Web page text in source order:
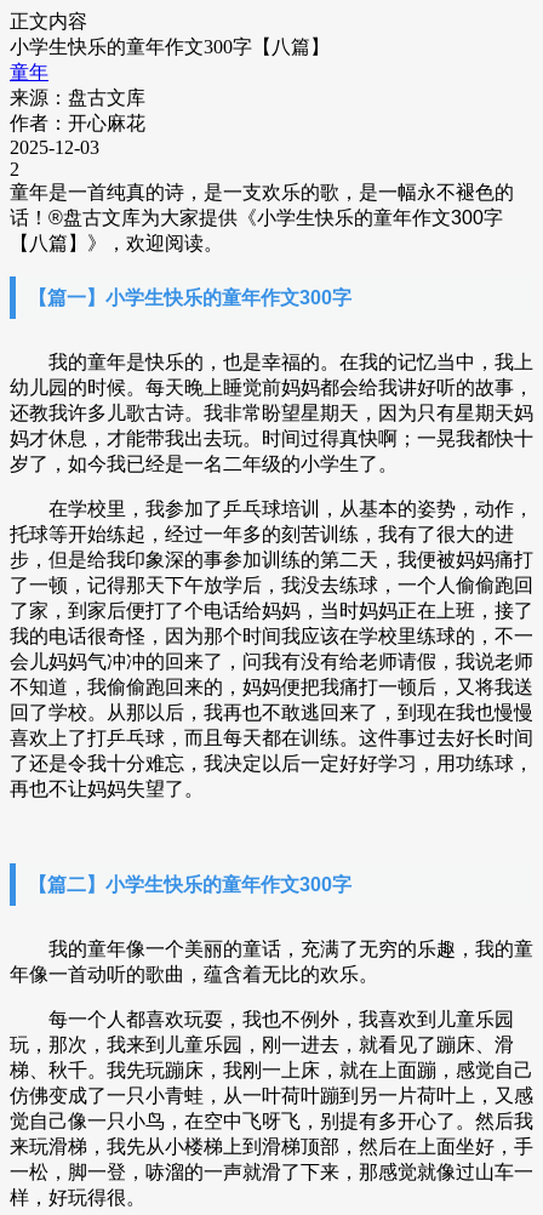
正文内容
小学生快乐的童年作文300字【八篇】
童年
来源：盘古文库
作者：开心麻花
2025-12-03
2
童年是一首纯真的诗，是一支欢乐的歌，是一幅永不褪色的
话！ ®盘古文库为大家提供《小学生快乐的童年作文300字
【八篇】》，欢迎阅读。
【篇一】小学生快乐的童年作文300字
我的童年是快乐的，也是幸福的。在我的记忆当中，我上
幼儿园的时候。每天晚上睡觉前妈妈都会给我讲好听的故事，
还教我许多儿歌古诗。我非常盼望星期天，因为只有星期天妈
妈才休息，才能带我出去玩。时间过得真快啊；一晃我都快十
岁了，如今我已经是一名二年级的小学生了。
在学校里，我参加了乒乓球培训，从基本的姿势，动作，
托球等开始练起，经过一年多的刻苦训练，我有了很大的进
步，但是给我印象深的事参加训练的第二天，我便被妈妈痛打
了一顿，记得那天下午放学后，我没去练球，一个人偷偷跑回
了家，到家后便打了个电话给妈妈，当时妈妈正在上班，接了
我的电话很奇怪，因为那个时间我应该在学校里练球的，不一
会儿妈妈气冲冲的回来了，问我有没有给老师请假，我说老师
不知道，我偷偷跑回来的，妈妈便把我痛打一顿后，又将我送
回了学校。从那以后，我再也不敢逃回来了，到现在我也慢慢
喜欢上了打乒乓球，而且每天都在训练。这件事过去好长时间
了还是令我十分难忘，我决定以后一定好好学习，用功练球，
再也不让妈妈失望了。
【篇二】小学生快乐的童年作文300字
我的童年像一个美丽的童话，充满了无穷的乐趣，我的童
年像一首动听的歌曲，蕴含着无比的欢乐。
每一个人都喜欢玩耍，我也不例外，我喜欢到儿童乐园
玩，那次，我来到儿童乐园，刚一进去，就看见了蹦床、滑
梯、秋千。我先玩蹦床，我刚一上床，就在上面蹦，感觉自己
仿佛变成了一只小青蛙，从一叶荷叶蹦到另一片荷叶上，又感
觉自己像一只小鸟，在空中飞呀飞，别提有多开心了。然后我
来玩滑梯，我先从小楼梯上到滑梯顶部，然后在上面坐好，手
一松，脚一登，哧溜的一声就滑了下来，那感觉就像过山车一
样，好玩得很。